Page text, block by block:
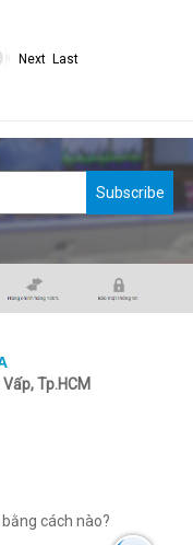
Next Last
Subscribe
Tp.HCM
cách nào?